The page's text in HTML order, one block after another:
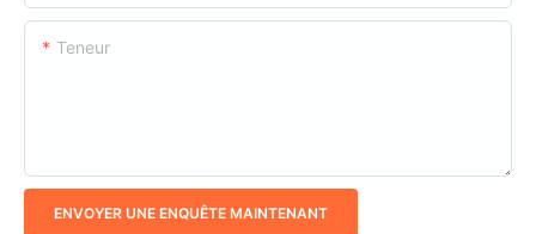
Teneur
ENVOYER UNE ENQUÊTE MAINTENANT